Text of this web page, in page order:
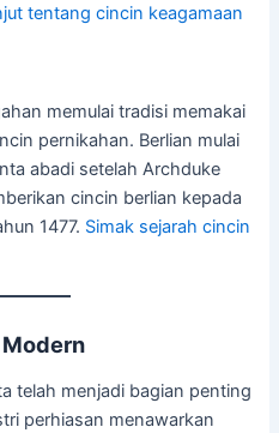
tentang cincin keagamaan
memulai tradisi memakai
pernikahan. Berlian mulai
abadi setelah Archduke
cincin berlian kepada
1477. Simak sejarah cincin
telah menjadi bagian penting
perhiasan menawarkan